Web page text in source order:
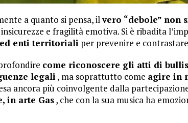
a quanto si pensa, ilvero “debole” non
insicurezze e fragilità emotiva. Si è ribadita
enti territoriali per prevenire e
come riconoscere gli atti di
legali , ma soprattutto come agire in
ancora più coinvolgente dalla
in arte Gas, che con la sua musica ha